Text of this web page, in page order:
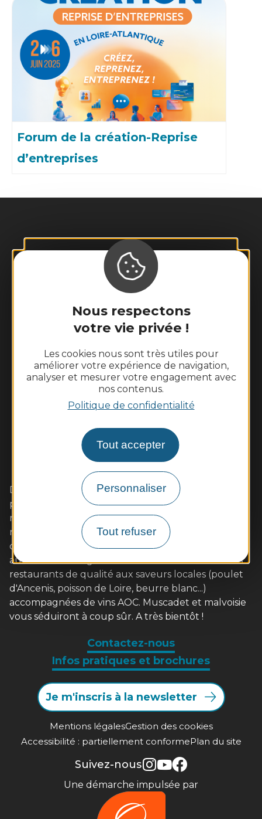
Nous respectons
votre vie privée !
Les cookies nous sont très utiles pour
améliorer votre expérience de navigation,
analyser et mesurer votre engagement avec
nos contenus.
Politique de confidentialité
Tout accepter
Personnaliser
Tout refuser
Forum de la création-Reprise
d’entreprises
Dans cet écrin de Loire sauvage aux coteaux
plantés de vignes, vivez pleinement un week-end
romantique avec votre amoureux. Les familles s'y
retrouveront également avec plaisir autour
d'activités de pleine nature ou des visites adaptées
aux enfants. Les gourmands tout autant dans nos
restaurants de qualité aux saveurs locales (poulet
d'Ancenis, poisson de Loire, beurre blanc...)
accompagnées de vins AOC. Muscadet et malvoisie
vous séduiront à coup sûr. A très bientôt !
Contactez-nous
Infos pratiques et brochures
Je m'inscris à la newsletter
Mentions légalesGestion des cookies
Accessibilité : partiellement conformePlan du site
Suivez-nous
Une démarche impulsée par